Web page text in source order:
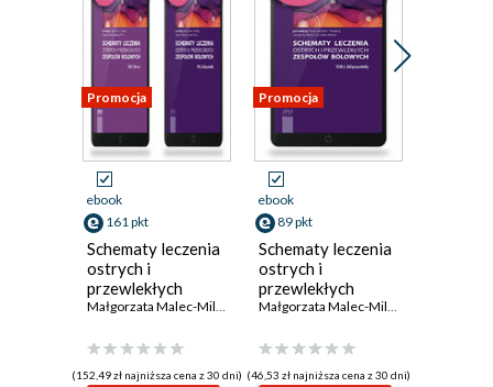
Promocja
ebook
161 pkt
Schematy leczenia
ostrych i
przewlekłych
zespołów
Jerzy Wordliczek,Jarosław Woroń
(152,49 zł najniższa cena z 30 dni)
Promocja
ebook
89 pkt
Schematy leczenia
ostrych i
przewlekłych
zespołów
Ból przewlekły
(46,53 zł najniższa cena z 30 dni)